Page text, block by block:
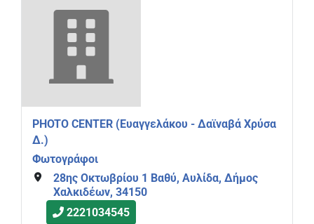
PHOTO CENTER (Ευαγγελάκου - Δαϊναβά Χρύσα
Δ.)
Φωτογράφοι
28ης Οκτωβρίου 1 Βαθύ, Αυλίδα, Δήμος
Χαλκιδέων, 34150
2221034545